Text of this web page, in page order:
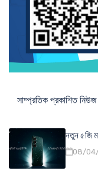
সাম্প্রতিক প্রকাশিত
নতুন ৫জি
08/